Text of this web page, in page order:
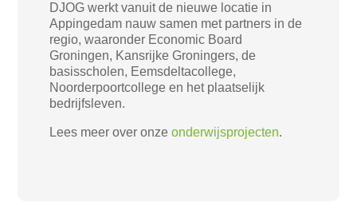
DJOG werkt vanuit de nieuwe locatie in
Appingedam nauw samen met partners in de
regio, waaronder Economic Board
Groningen, Kansrijke Groningers, de
basisscholen, Eemsdeltacollege,
Noorderpoortcollege en het plaatselijk
bedrijfsleven.
Lees meer over onzeonderwijsprojecten.